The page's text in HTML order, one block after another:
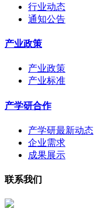
行业动态
通知公告
产业政策
产业政策
产业标准
产学研合作
产学研最新动态
企业需求
成果展示
联系我们